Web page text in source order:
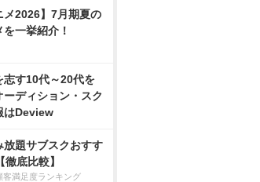
メ2026】7月期夏の
を一挙紹介！
志す10代～20代を
ーディション・スク
はDeview
放題サブスクおすす
底比較】
客満足度ランキング